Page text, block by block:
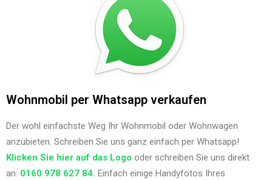
Wohnmobil per Whatsapp verkaufen
Der wohl einfachste Weg Ihr Wohnmobil oder Wohnwagen
anzubieten. Schreiben Sie uns ganz einfach per Whatsapp!
Klicken Sie hier auf das Logo oder schreiben Sie uns direkt
an: 0160 978 627 84. Einfach einige Handyfotos Ihres